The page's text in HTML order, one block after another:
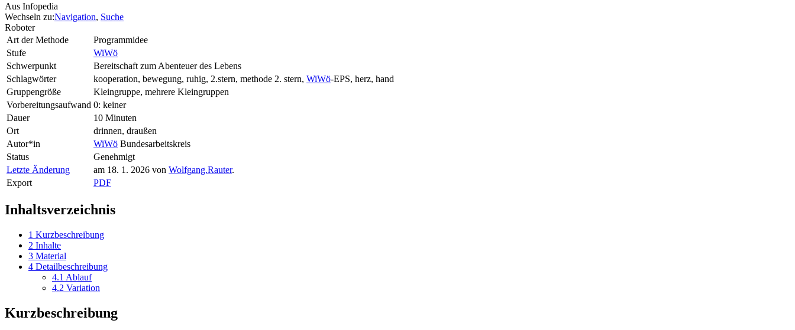
Aus Infopedia
Wechseln zu:Navigation, Suche
Roboter
Art der Methode
Programmidee
Stufe
WiWö
Schwerpunkt
Bereitschaft zum Abenteuer des Lebens
Schlagwörter
kooperation, bewegung, ruhig, 2.stern, methode 2. stern, WiWö-EPS, herz, hand
Gruppengröße
Kleingruppe, mehrere Kleingruppen
Vorbereitungsaufwand 0: keiner
Dauer
10 Minuten
Ort
drinnen, draußen
Autor*in
WiWö Bundesarbeitskreis
Status
Genehmigt
Letzte Änderung
am 18. 1. 2026 von Wolfgang.Rauter.
Export
PDF
Inhaltsverzeichnis
1 Kurzbeschreibung
2 Inhalte
3 Material
4 Detailbeschreibung
4.1 Ablauf
4.2 Variation
Kurzbeschreibung